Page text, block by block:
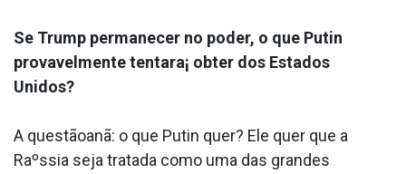
Se Trump permanecer no poder, o que Putin
provavelmente tentara¡ obter dos Estados
Unidos?
A questãoanã: o que Putin quer? Ele quer que a
Raºssia seja tratada como uma das grandes